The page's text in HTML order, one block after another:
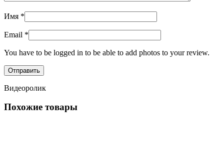
Имя *
Email *
You have to be logged in to be able to add photos to your review.
Видеоролик
Похожие товары